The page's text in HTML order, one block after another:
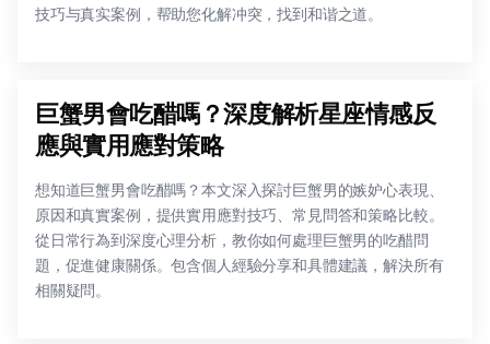
技巧与真实案例，帮助您化解冲突，找到和谐之道。
巨蟹男會吃醋嗎？深度解析星座情感反
應與實用應對策略
想知道巨蟹男會吃醋嗎？本文深入探討巨蟹男的嫉妒心表現、
原因和真實案例，提供實用應對技巧、常見問答和策略比較。
從日常行為到深度心理分析，教你如何處理巨蟹男的吃醋問
題，促進健康關係。包含個人經驗分享和具體建議，解決所有
相關疑問。